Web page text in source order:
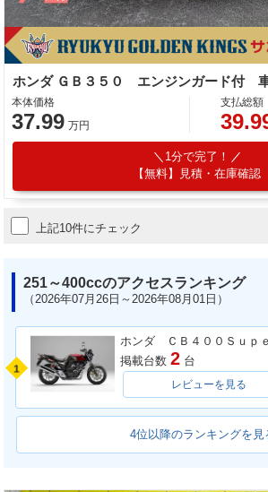
ホンダ ＧＢ３５０ エンジンガード付
本体価格
37.99 万円
支払総額
1分で完了！
【無料】見積・在庫確認
上記10件にチェック
251～400ccのアクセスランキング
（2026年07月26日～2026年08月01日）
1
掲載台数 2 台
レビューを見る
4位以降のランキングを見